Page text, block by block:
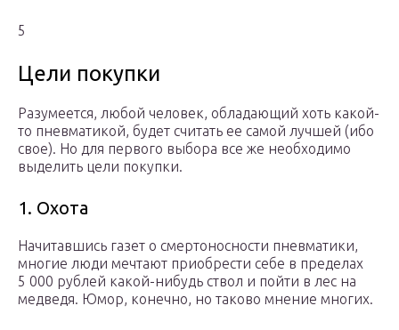
5
Цели покупки
Разумеется, любой человек, обладающий хоть какой-
то пневматикой, будет считать ее самой лучшей (ибо
свое). Но для первого выбора все же необходимо
выделить цели покупки.
1. Охота
Начитавшись газет о смертоносности пневматики,
многие люди мечтают приобрести себе в пределах
5 000 рублей какой-нибудь ствол и пойти в лес на
медведя. Юмор, конечно, но таково мнение многих.